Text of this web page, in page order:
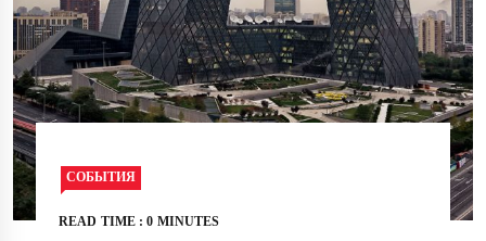
СОБЫТИЯ
READ TIME : 0 MINUTES